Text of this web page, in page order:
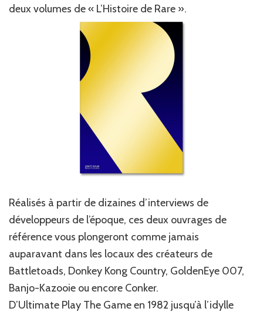
deux volumes de « L’Histoire de Rare ».
Réalisés à partir de dizaines d’interviews de
développeurs de l’époque, ces deux ouvrages de
référence vous plongeront comme jamais
auparavant dans les locaux des créateurs de
Battletoads, Donkey Kong Country, GoldenEye 007,
Banjo-Kazooie ou encore Conker.
D’Ultimate Play The Game en 1982 jusqu’à l’idylle